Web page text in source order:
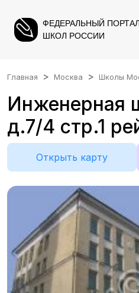
ФЕДЕРАЛЬНЫЙ ПОРТАЛ
ШКОЛ РОССИИ
Главная Москва Школы
Инженерная
д.7/4 стр.1
Открыть карту